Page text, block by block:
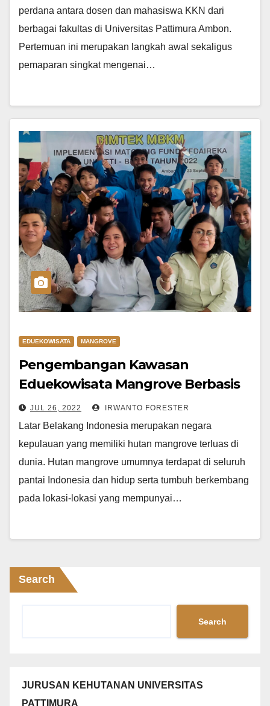
perdana antara dosen dan mahasiswa KKN dari
berbagai fakultas di Universitas Pattimura Ambon.
Pertemuan ini merupakan langkah awal sekaligus
pemaparan singkat mengenai…
EDUEKOWISATA MANGROVE
Pengembangan Kawasan
Eduekowisata Mangrove Berbasis
Masyarakat Pesisir Di Papua Barat
JUL 26, 2022 IRWANTO FORESTER
Latar Belakang Indonesia merupakan negara
kepulauan yang memiliki hutan mangrove terluas di
dunia. Hutan mangrove umumnya terdapat di seluruh
pantai Indonesia dan hidup serta tumbuh berkembang
pada lokasi-lokasi yang mempunyai…
Search
Search
JURUSAN KEHUTANAN UNIVERSITAS
PATTIMURA